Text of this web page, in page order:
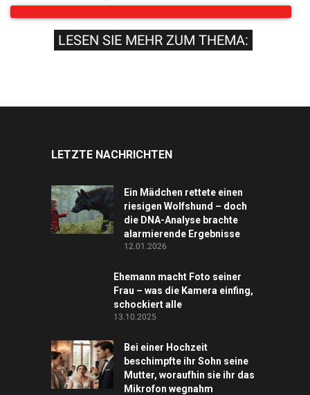
LESEN SIE MEHR ZUM THEMA:
LETZTE NACHRICHTEN
Ein Mädchen rettete einen
riesigen Wolfshund – doch
die DNA-Analyse brachte
alarmierende Ergebnisse
12.01.2026
Ehemann macht Foto seiner
Frau – was die Kamera einfing,
schockiert alle
13.10.2025
Bei einer Hochzeit
beschimpfte ihr Sohn seine
Mutter, woraufhin sie ihr das
Mikrofon wegnahm